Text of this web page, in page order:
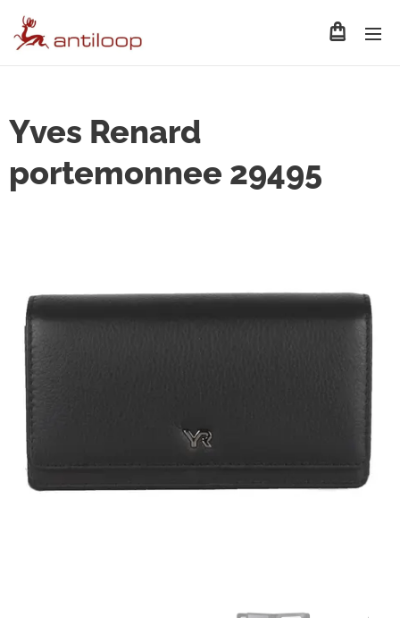
Yves Renard
portemonnee 29495